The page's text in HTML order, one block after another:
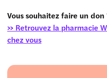
Vous souhaitez faire un don
>> Retrouvez la pharmacie
chez vous